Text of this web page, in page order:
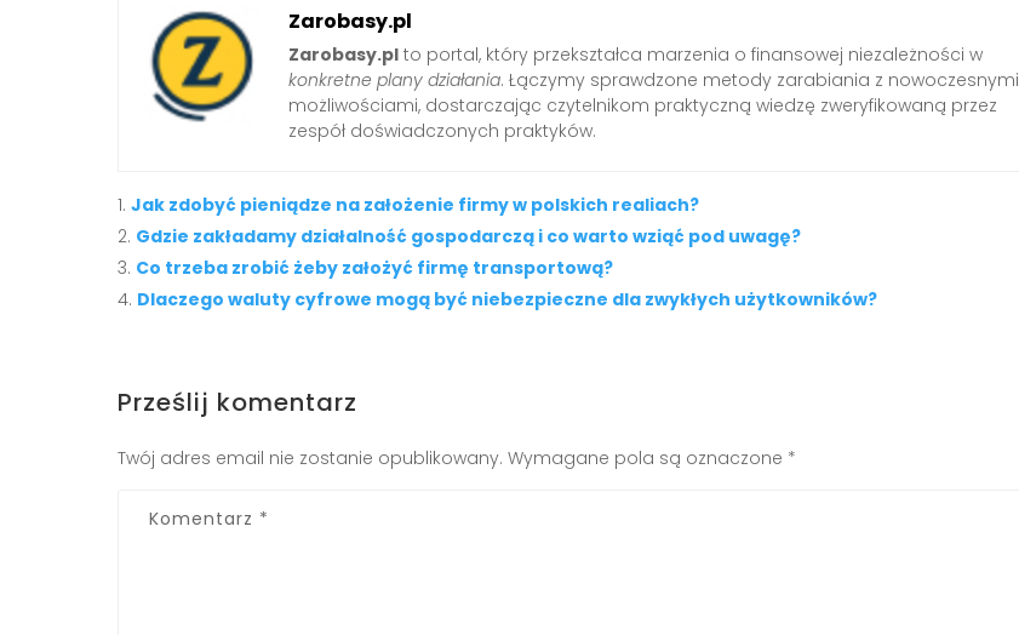
Zarobasy.pl
Zarobasy.pl to portal, który przekształca marzenia o finansowej niezależności w
konkretne plany działania. Łączymy sprawdzone metody zarabiania z nowoczesnymi
możliwościami, dostarczając czytelnikom praktyczną wiedzę zweryfikowaną przez
zespół doświadczonych praktyków.
Jak zdobyć pieniądze na założenie firmy w polskich realiach?
Gdzie zakładamy działalność gospodarczą i co warto wziąć pod uwagę?
Co trzeba zrobić żeby założyć firmę transportową?
Dlaczego waluty cyfrowe mogą być niebezpieczne dla zwykłych użytkowników?
Prześlij komentarz
Twój adres email nie zostanie opublikowany. Wymagane pola są oznaczone *